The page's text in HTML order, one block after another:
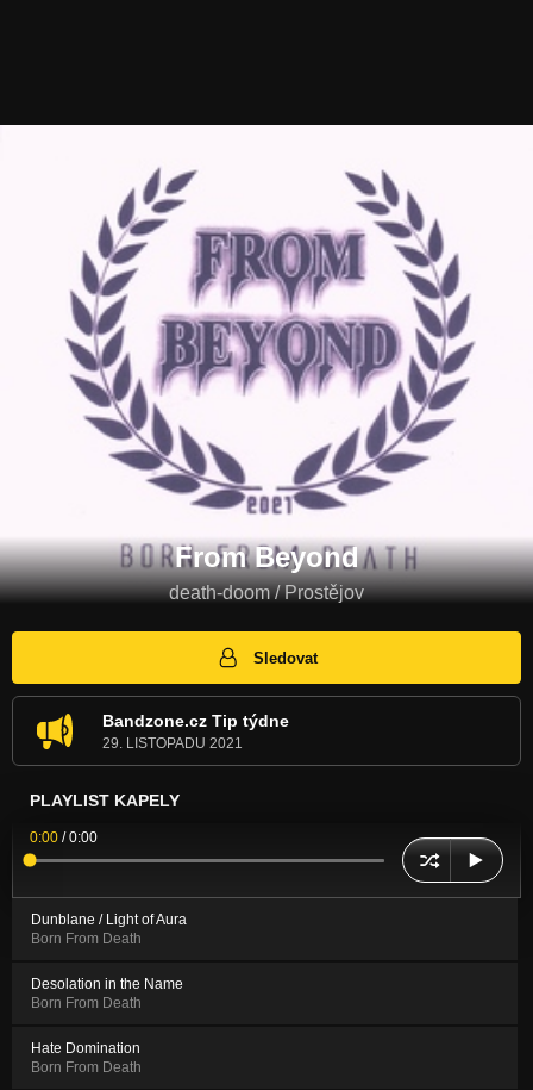
From Beyond
death-doom / Prostějov
Sledovat
Bandzone.cz Tip týdne
29. LISTOPADU 2021
PLAYLIST KAPELY
0:00 /0:00
Dunblane / Light of Aura
Born From Death
Desolation in the Name
Born From Death
Hate Domination
Born From Death